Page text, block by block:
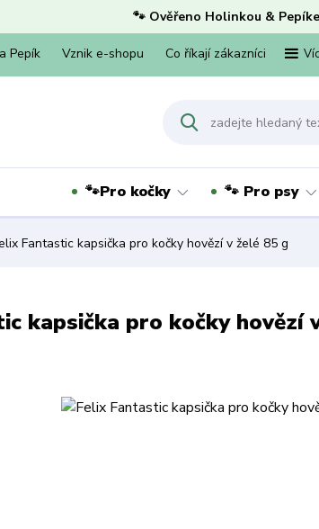
🐾 Ověřeno Holinkou &
Pepík Vznik e-shopu Co říkají zákazníci
🐾Pro kočky 🐾 Pro psy
Fantastic kapsička pro kočky hovězí v želé 85 g
kapsička pro kočky hovězí